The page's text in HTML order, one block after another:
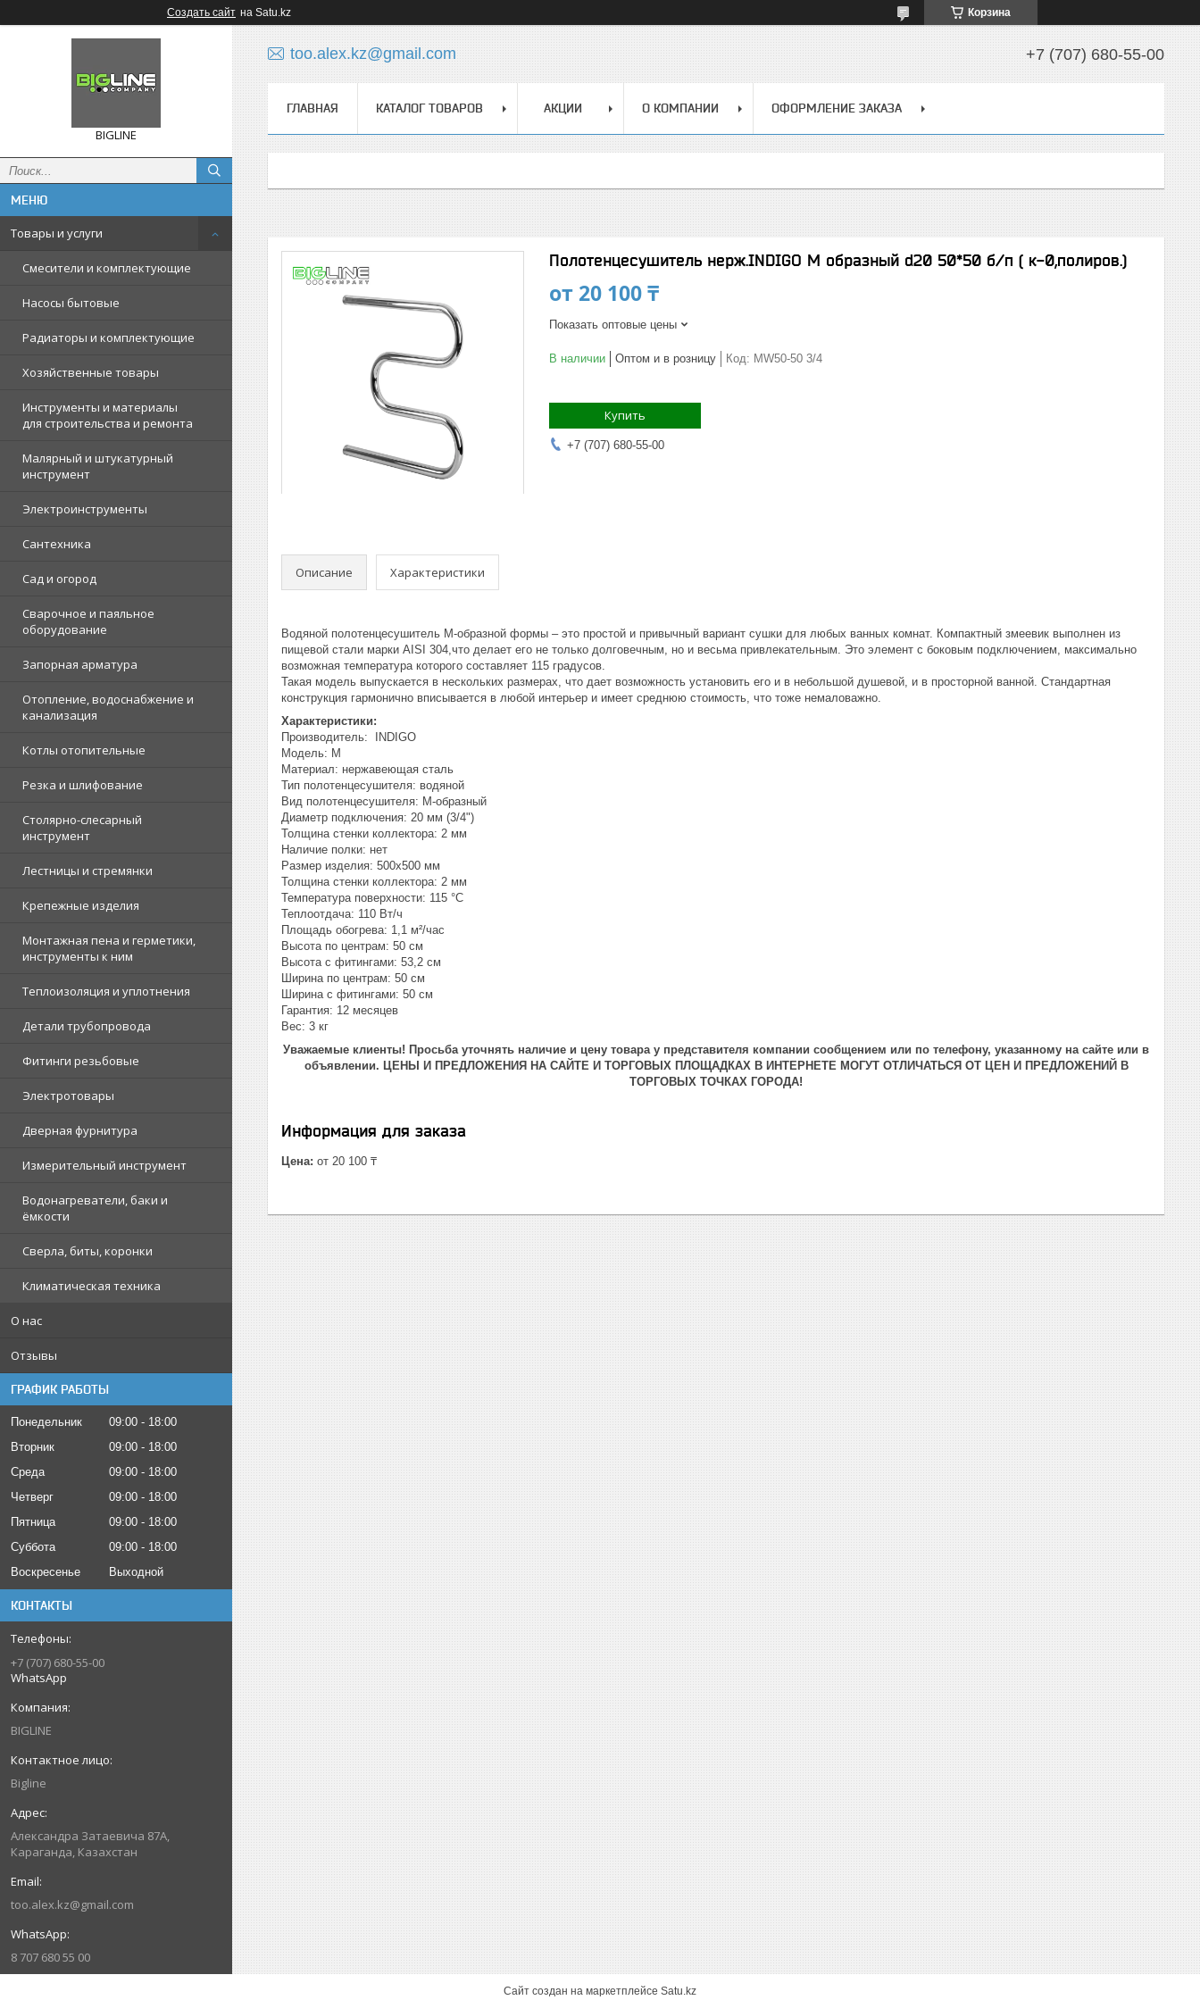
Создать сайт на Satu.kz Корзина
BIGLINE
Товары и услуги
Смесители и комплектующие
Насосы бытовые
Радиаторы и комплектующие
Хозяйственные товары
Инструменты и материалы
для строительства и ремонта
Малярный и штукатурный
инструмент
Электроинструменты
Сантехника
Сад и огород
Сварочное и паяльное
оборудование
Запорная арматура
Отопление, водоснабжение и
канализация
Котлы отопительные
Резка и шлифование
Столярно-слесарный
инструмент
Лестницы и стремянки
Крепежные изделия
Монтажная пена и герметики,
инструменты к ним
Теплоизоляция и уплотнения
Детали трубопровода
Фитинги резьбовые
Электротовары
Дверная фурнитура
Измерительный инструмент
Водонагреватели, баки и
ёмкости
Сверла, биты, коронки
Климатическая техника
О нас
Отзывы
ГРАФИК РАБОТЫ
Понедельник 09:00
18:00
Вторник
09:00
18:00
Среда
09:00
18:00
Четверг
09:00
18:00
Пятница
09:00
18:00
Суббота
09:00
18:00
Воскресенье
Выходной
КОНТАКТЫ
+7 (707) 680-55-00
WhatsApp
BIGLINE
Bigline
Александра Затаевича 87А,
Караганда, Казахстан
too.alex.kz@gmail.com
8 707 680 55 00
too.alex.kz@gmail.com +7 (707) 680-55-00
ГЛАВНАЯ КАТАЛОГ ТОВАРОВ АКЦИИ О КОМПАНИИ ОФОРМЛЕНИЕ ЗАКАЗА
Полотенцесушитель нерж.INDIGO М образный d20 50*50 б/п ( к-0,полиров.)
от 20 100 ₸
Показать оптовые цены
В наличии Оптом и в розницу Код: MW50-50 3/4
Купить
+7 (707) 680-55-00
Описание Характеристики
Водяной полотенцесушитель М-образной формы – это простой и привычный вариант сушки для любых ванных комнат. Компактный змеевик выполнен из
пищевой стали марки AISI 304,что делает его не только долговечным, но и весьма привлекательным. Это элемент с боковым подключением, максимально
возможная температура которого составляет 115 градусов.
Такая модель выпускается в нескольких размерах, что дает возможность установить его и в небольшой душевой, и в просторной ванной. Стандартная
конструкция гармонично вписывается в любой интерьер и имеет среднюю стоимость, что тоже немаловажно.
Характеристики:
Производитель: INDIGO
Модель: M
Материал: нержавеющая сталь
Тип полотенцесушителя: водяной
Вид полотенцесушителя: М-образный
Диаметр подключения: 20 мм (3/4")
Толщина стенки коллектора: 2 мм
Наличие полки: нет
Размер изделия: 500x500 мм
Толщина стенки коллектора: 2 мм
Температура поверхности: 115 °С
Теплоотдача: 110 Вт/ч
Площадь обогрева: 1,1 м²/час
Высота по центрам: 50 см
Высота с фитингами: 53,2 см
Ширина по центрам: 50 см
Ширина с фитингами: 50 см
Гарантия: 12 месяцев
Вес: 3 кг
Уважаемые клиенты! Просьба уточнять наличие и цену товара у представителя компании сообщением или по телефону, указанному на сайте или в
объявлении. ЦЕНЫ И ПРЕДЛОЖЕНИЯ НА САЙТЕ И ТОРГОВЫХ ПЛОЩАДКАХ В ИНТЕРНЕТЕ МОГУТ ОТЛИЧАТЬСЯ ОТ ЦЕН И ПРЕДЛОЖЕНИЙ В
ТОРГОВЫХ ТОЧКАХ ГОРОДА!
Информация для заказа
Цена: от 20 100 ₸
Сайт создан на маркетплейсе Satu.kz